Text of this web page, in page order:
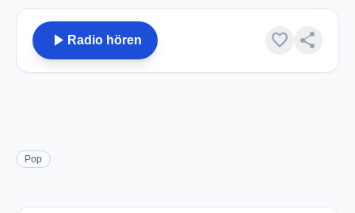
play_arrow Radio hören favorite share
Pop